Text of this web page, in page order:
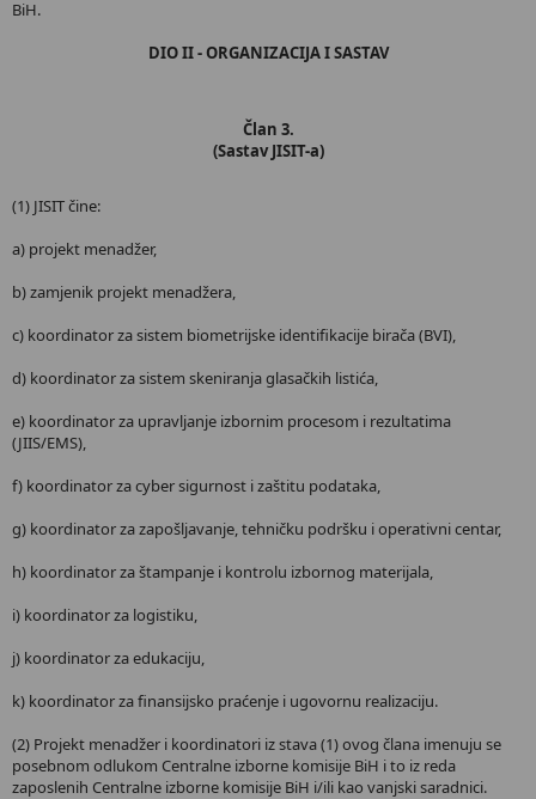
BiH.
DIO II - ORGANIZACIJA I SASTAV
Član 3.
(Sastav JISIT-a)
(1) JISIT čine:
a) projekt menadžer,
b) zamjenik projekt menadžera,
c) koordinator za sistem biometrijske identifikacije birača (BVI),
d) koordinator za sistem skeniranja glasačkih listića,
e) koordinator za upravljanje izbornim procesom i rezultatima
(JIIS/EMS),
f) koordinator za cyber sigurnost i zaštitu podataka,
g) koordinator za zapošljavanje, tehničku podršku i operativni centar,
h) koordinator za štampanje i kontrolu izbornog materijala,
i) koordinator za logistiku,
j) koordinator za edukaciju,
k) koordinator za finansijsko praćenje i ugovornu realizaciju.
(2) Projekt menadžer i koordinatori iz stava (1) ovog člana imenuju se
posebnom odlukom Centralne izborne komisije BiH i to iz reda
zaposlenih Centralne izborne komisije BiH i/ili kao vanjski saradnici.